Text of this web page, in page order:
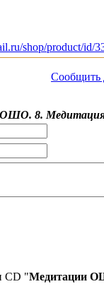
shop/product/id/
Сообщить
8. Медитация
CD "Медитации